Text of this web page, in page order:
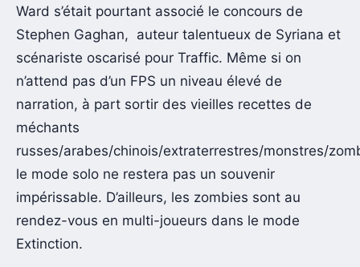
Ward s’était pourtant associé le concours de
Stephen Gaghan, auteur talentueux de Syriana et
scénariste oscarisé pour Traffic. Même si on
n’attend pas d’un FPS un niveau élevé de
narration, à part sortir des vieilles recettes de
méchants
russes/arabes/chinois/extraterrestres/monstres/
le mode solo ne restera pas un souvenir
impérissable. D’ailleurs, les zombies sont au
rendez-vous en multi-joueurs dans le mode
Extinction.